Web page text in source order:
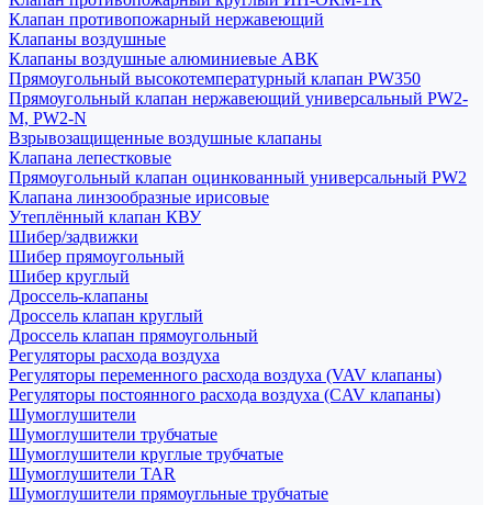
Клапан противопожарный нержавеющий
Клапаны воздушные
Клапаны воздушные алюминиевые АВК
Прямоугольный высокотемпературный клапан PW350
Прямоугольный клапан нержавеющий универсальный PW2-
M, PW2-N
Взрывозащищенные воздушные клапаны
Клапана лепестковые
Прямоугольный клапан оцинкованный универсальный PW2
Клапана линзообразные ирисовые
Утеплённый клапан КВУ
Шибер/задвижки
Шибер прямоугольный
Шибер круглый
Дроссель-клапаны
Дроссель клапан круглый
Дроссель клапан прямоугольный
Регуляторы расхода воздуха
Регуляторы переменного расхода воздуха (VAV клапаны)
Регуляторы постоянного расхода воздуха (CAV клапаны)
Шумоглушители
Шумоглушители трубчатые
Шумоглушители круглые трубчатые
Шумоглушители TAR
Шумоглушители прямоугльные трубчатые